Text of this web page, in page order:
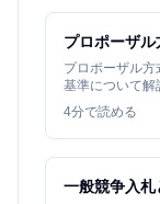
プロポーザル
プロポーザル
基準について解
4分で読める
一般競争入札